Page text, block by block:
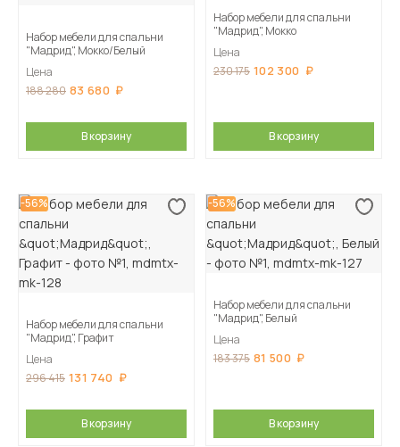
Набор мебели для спальни
"Мадрид", Мокко/Белый
Цена
188 280 83 680
В корзину
Набор мебели для спальни
"Мадрид", Мокко
Цена
230 175 102 300
В корзину
-56%
Набор мебели для спальни
"Мадрид", Графит
Цена
296 415 131 740
В корзину
-56%
Набор мебели для спальни
"Мадрид", Белый
Цена
183 375 81 500
В корзину